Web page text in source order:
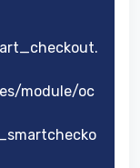
module/oc